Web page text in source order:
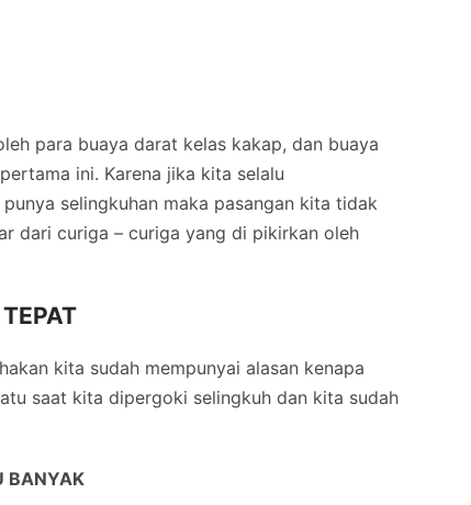
para buaya darat kelas kakap, dan buaya
ini. Karena jika kita selalu
selingkuhan maka pasangan kita tidak
dari curiga – curiga yang di pikirkan oleh
kita sudah mempunyai alasan kenapa
saat kita dipergoki selingkuh dan kita sudah
BANYAK